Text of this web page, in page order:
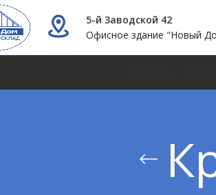
5-й Заводской 42
Офисное здание "Новый